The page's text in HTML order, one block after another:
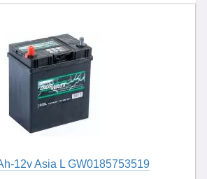
12v Asia L GW0185753519